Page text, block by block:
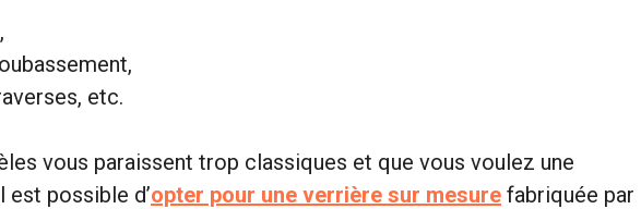
etc.
vous paraissent trop classiques et que vous voulez une
est possible d’opter pour une verrière sur mesure fabriquée par